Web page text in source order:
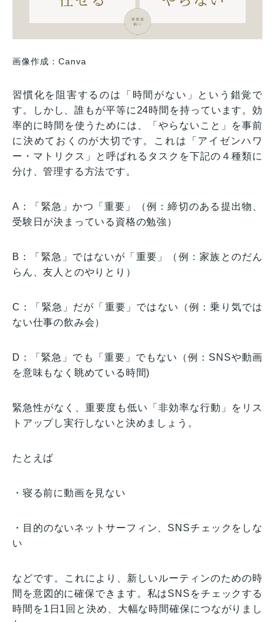
画像作成：Canva
習慣化を阻害するのは「時間がない」という錯覚で
す。しかし、誰もが平等に24時間を持っています。効
率的に時間を使うためには、「やらないこと」を事前
に決めておくのが大切です。これは「アイゼンハワ
ー・マトリクス」と呼ばれるタスクを下記の４種類に
分け、管理する方法です。
A：「緊急」かつ「重要」（例：締切のある提出物、
受験日が決まっている資格の勉強）
B：「緊急」ではないが「重要」（例：家族とのだん
らん、友人とのやりとり）
C：「緊急」だが「重要」ではない（例：乗り気では
ない仕事の飲み会）
D：「緊急」でも「重要」でもない（例：SNSや動画
を意味もなく眺めている時間)
緊急性がなく、重要度も低い「非効率な行動」をリス
トアップし実行しないと決めましょう。
たとえば
・寝る前に動画を見ない
・目的のないネットサーフィン、SNSチェックをしな
い
などです。これにより、新しいルーティンのための時
間を意図的に確保できます。私はSNSをチェックする
時間を1日1回と決め、大幅な時間確保につながりまし